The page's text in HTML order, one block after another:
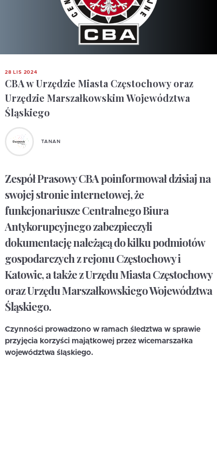
28 LIS 2024
CBA w Urzędzie Miasta Częstochowy oraz
Urzędzie Marszałkowskim Województwa
Śląskiego
TANAN
Zespół Prasowy CBA poinformował dzisiaj na
swojej stronie internetowej, że
funkcjonariusze Centralnego Biura
Antykorupcyjnego zabezpieczyli
dokumentację należącą do kilku podmiotów
gospodarczych z rejonu Częstochowy i
Katowic, a także z Urzędu Miasta Częstochowy
oraz Urzędu Marszałkowskiego Województwa
Śląskiego.
Czynności prowadzono w ramach śledztwa w sprawie
przyjęcia korzyści majątkowej przez wicemarszałka
województwa śląskiego.